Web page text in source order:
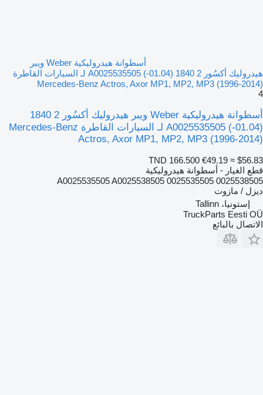
أسطوانة هيدروليكية Weber ويبر
هيدروليك أكسُور 2 1840 (01.04-) A0025535505 لـ السيارات القاطرة
Mercedes-Benz Actros, Axor MP1, MP2, MP3 (1996-2014)
4
أسطوانة هيدروليكية Weber ويبر هيدروليك أكسُور 2 1840
(01.04-) A0025535505 لـ السيارات القاطرة Mercedes-Benz
Actros, Axor MP1, MP2, MP3 (1996-2014)
TND 166.500 €49.19 ≈ $56.83
قطع الغيار - أسطوانة هيدروليكية
A0025535505 A0025538505 0025535505 0025538505
ديزل / مازوت
إستونيا، Tallinn
TruckParts Eesti OÜ
الاتصال بالبائع